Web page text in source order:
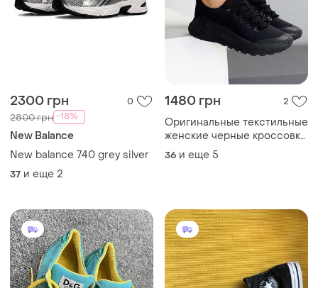
2300 грн 0
2800 грн -18%
New Balance
New balance 740 grey silver
37 и еще 2
1480 грн 2
Оригинальные текстильные
женские черные кроссовки
осенние весна осень
36 и еще 5